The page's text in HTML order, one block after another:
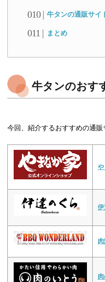
牛タンの通販サイ
まとめ
牛タンのおす
今回、紹介するおすすめの通販